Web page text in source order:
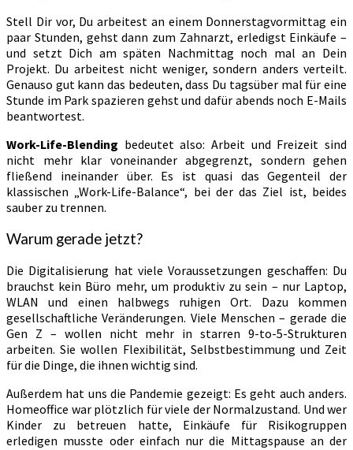
Stell Dir vor, Du arbeitest an einem Donnerstagvormittag ein
paar Stunden, gehst dann zum Zahnarzt, erledigst Einkäufe –
und setzt Dich am späten Nachmittag noch mal an Dein
Projekt. Du arbeitest nicht weniger, sondern anders verteilt.
Genauso gut kann das bedeuten, dass Du tagsüber mal für eine
Stunde im Park spazieren gehst und dafür abends noch E-Mails
beantwortest.
Work-Life-Blending bedeutet also: Arbeit und Freizeit sind
nicht mehr klar voneinander abgegrenzt, sondern gehen
fließend ineinander über. Es ist quasi das Gegenteil der
klassischen „Work-Life-Balance“, bei der das Ziel ist, beides
sauber zu trennen.
Warum gerade jetzt?
Die Digitalisierung hat viele Voraussetzungen geschaffen: Du
brauchst kein Büro mehr, um produktiv zu sein – nur Laptop,
WLAN und einen halbwegs ruhigen Ort. Dazu kommen
gesellschaftliche Veränderungen. Viele Menschen – gerade die
Gen Z – wollen nicht mehr in starren 9-to-5-Strukturen
arbeiten. Sie wollen Flexibilität, Selbstbestimmung und Zeit
für die Dinge, die ihnen wichtig sind.
Außerdem hat uns die Pandemie gezeigt: Es geht auch anders.
Homeoffice war plötzlich für viele der Normalzustand. Und wer
Kinder zu betreuen hatte, Einkäufe für Risikogruppen
erledigen musste oder einfach nur die Mittagspause an der